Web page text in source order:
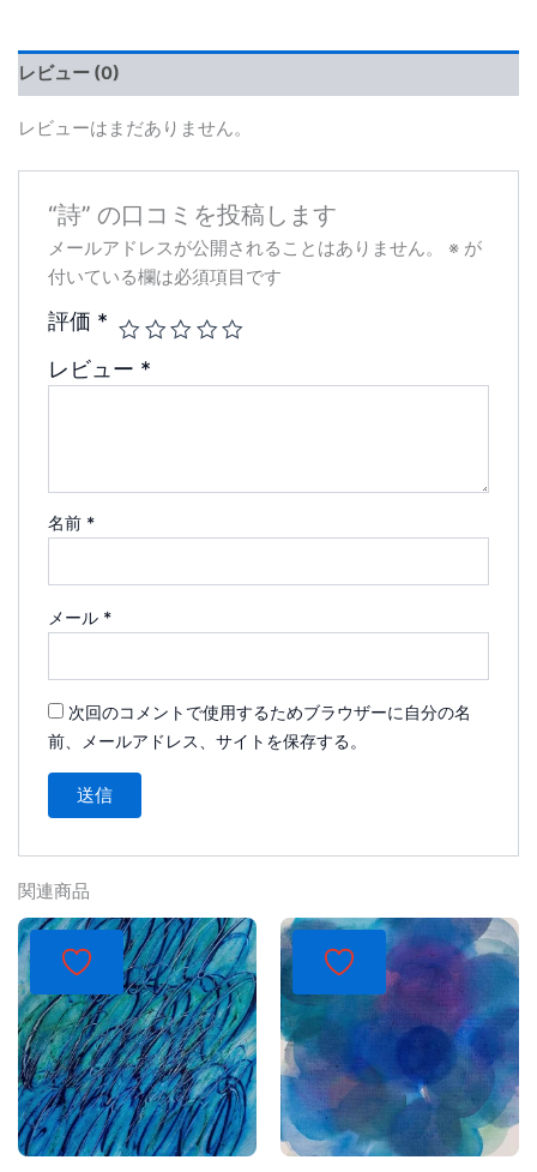
レビュー (0)
レビューはまだありません。
“詩” の口コミを投稿します
メールアドレスが公開されることはありません。 ※ が
付いている欄は必須項目です
評価 *
レビュー *
名前 *
メール *
次回のコメントで使用するためブラウザーに自分の名
前、メールアドレス、サイトを保存する。
関連商品